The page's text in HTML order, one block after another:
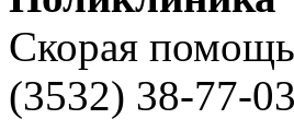
Скорая помощь
(3532) 38-77-03